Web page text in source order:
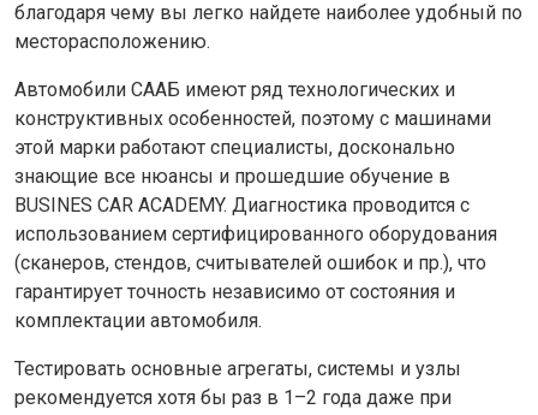
благодаря чему вы легко найдете наиболее удобный по
месторасположению.
Автомобили СААБ имеют ряд технологических и
конструктивных особенностей, поэтому с машинами
этой марки работают специалисты, досконально
знающие все нюансы и прошедшие обучение в
BUSINES CAR ACADEMY. Диагностика проводится с
использованием сертифицированного оборудования
(сканеров, стендов, считывателей ошибок и пр.), что
гарантирует точность независимо от состояния и
комплектации автомобиля.
Тестировать основные агрегаты, системы и узлы
рекомендуется хотя бы раз в 1–2 года даже при